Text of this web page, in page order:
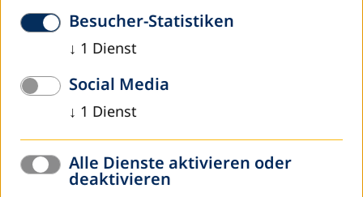
DUNE
Ansätze der Popular Education zum Lernen anhand
dringender Alltagsanforderungen
Besucher-Statistiken
↓ 1 Dienst
Social Media
↓ 1 Dienst
Alle Dienste aktivieren oder
deaktivieren